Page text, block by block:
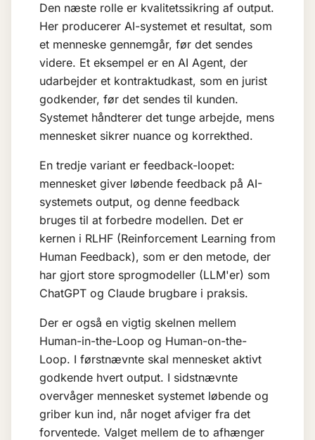
Den næste rolle er kvalitetssikring af output.
Her producerer AI-systemet et resultat, som
et menneske gennemgår, før det sendes
videre. Et eksempel er en AI Agent, der
udarbejder et kontraktudkast, som en jurist
godkender, før det sendes til kunden.
Systemet håndterer det tunge arbejde, mens
mennesket sikrer nuance og korrekthed.
En tredje variant er feedback-loopet:
mennesket giver løbende feedback på AI-
systemets output, og denne feedback
bruges til at forbedre modellen. Det er
kernen i RLHF (Reinforcement Learning from
Human Feedback), som er den metode, der
har gjort store sprogmodeller (LLM'er) som
ChatGPT og Claude brugbare i praksis.
Der er også en vigtig skelnen mellem
Human-in-the-Loop og Human-on-the-
Loop. I førstnævnte skal mennesket aktivt
godkende hvert output. I sidstnævnte
overvåger mennesket systemet løbende og
griber kun ind, når noget afviger fra det
forventede. Valget mellem de to afhænger